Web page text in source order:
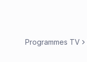
Programmes TV